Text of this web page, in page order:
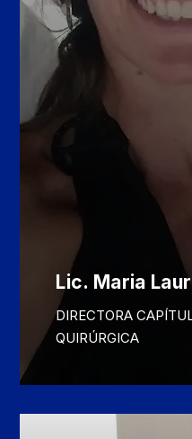
Lic. Maria
DIRECTORA
QUIRÚRGICA